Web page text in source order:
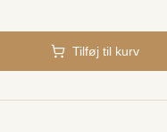
Tilføj til kurv